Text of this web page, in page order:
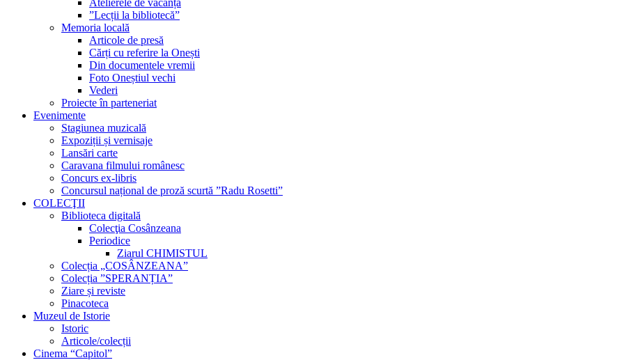
”Lecții la bibliotecă”
Memoria locală
Articole de presă
Cărți cu referire la Onești
Din documentele vremii
Foto Oneștiul vechi
Vederi
Proiecte în parteneriat
Evenimente
Stagiunea muzicală
Expoziții și vernisaje
Lansări carte
Caravana filmului românesc
Concurs ex-libris
Concursul național de proză scurtă ”Radu Rosetti”
COLECŢII
Biblioteca digitală
Colecţia Cosânzeana
Periodice
Ziarul CHIMISTUL
Colecția „COSÂNZEANA”
Colecția ”SPERANȚIA”
Ziare și reviste
Pinacoteca
Muzeul de Istorie
Istoric
Articole/colecții
Cinema “Capitol”